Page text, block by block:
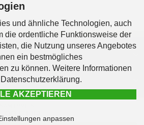
EUR
und ähnliche Technologien, auch
die ordentliche Funktionsweise der
die Nutzung unseres Angebotes
ein bestmögliches
zu können. Weitere Informationen
AKZEPTIEREN
anpassen